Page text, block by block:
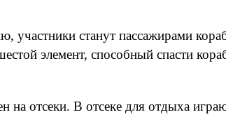
участники станут пассажирами
элемент, способный спасти
отсеки. В отсеке для отдыха